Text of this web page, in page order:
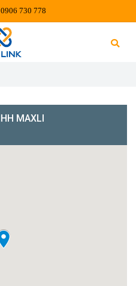
0906 730 778